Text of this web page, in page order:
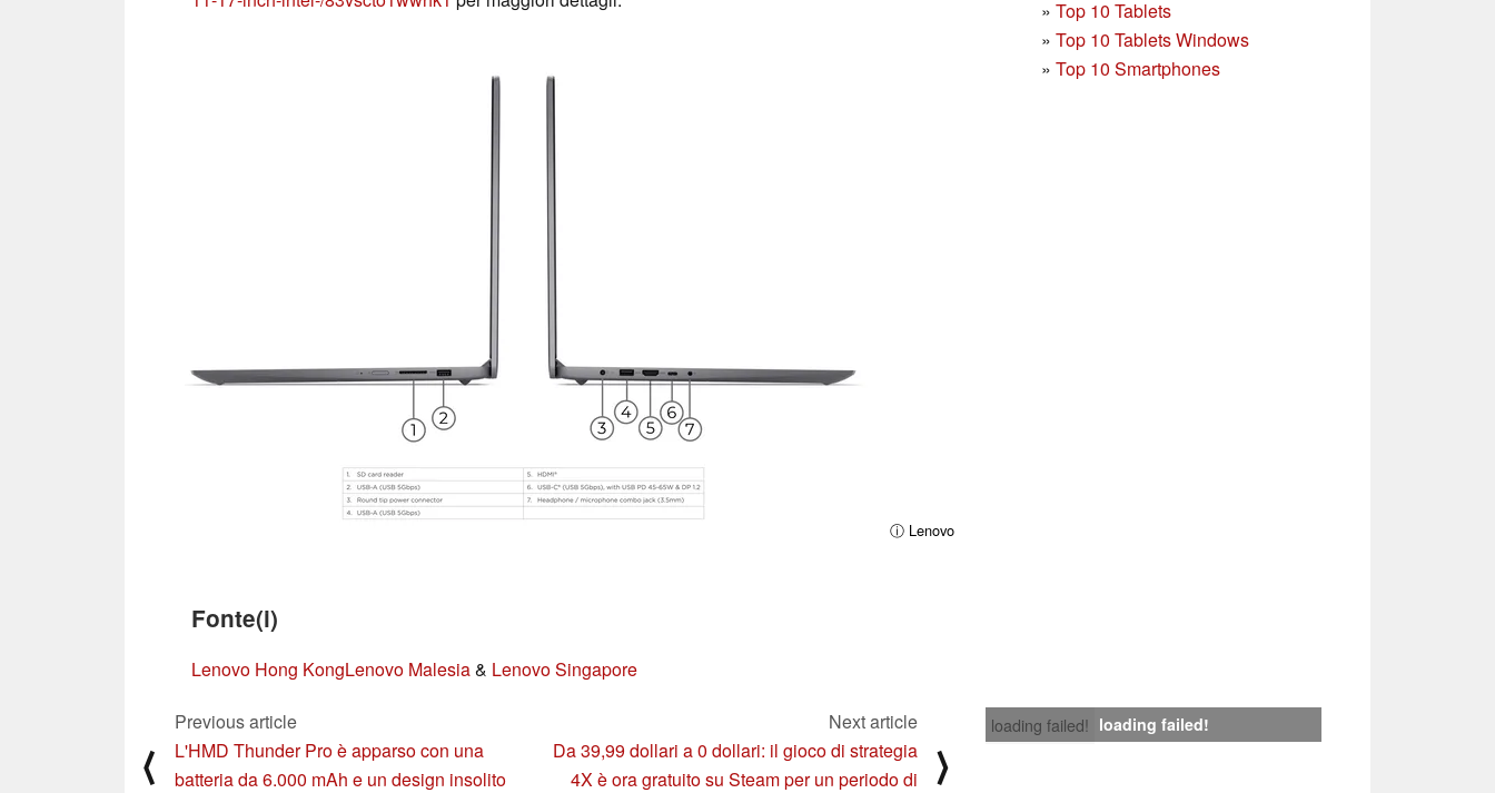
» Top 10 Tablets
» Top 10 Tablets Windows
» Top 10 Smartphones
ⓘ Lenovo
Fonte(i)
Lenovo Hong KongLenovo Malesia& Lenovo Singapore
loading failed! loading failed!
⟨
Previous article
L'HMD Thunder Pro è apparso con una
batteria da 6.000 mAh e un design insolito
Next article
Da 39,99 dollari a 0 dollari: il gioco di strategia
4X è ora gratuito su Steam per un periodo di
⟩